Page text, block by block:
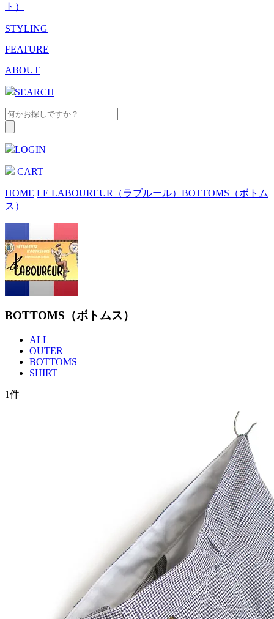
ト）
STYLING
FEATURE
ABOUT
SEARCH
LOGIN
CART
HOME LE LABOUREUR（ラブルール） BOTTOMS（ボトム
ス）
BOTTOMS（ボトムス）
ALL
OUTER
BOTTOMS
SHIRT
1件